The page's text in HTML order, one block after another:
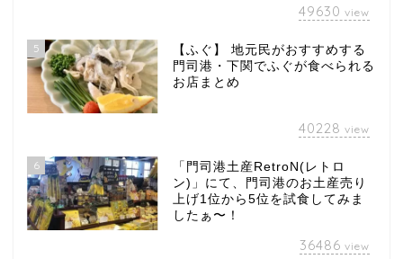
49630 view
5
【ふぐ】 地元民がおすすめする
門司港・下関でふぐが食べられる
お店まとめ
40228 view
6
「門司港土産RetroN(レトロ
ン)」にて、門司港のお土産売り
上げ1位から5位を試食してみま
したぁ〜！
36486 view